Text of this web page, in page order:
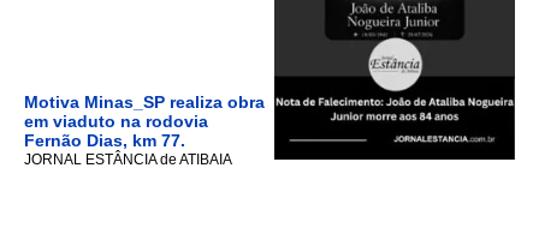
Motiva Minas_SP realiza obra
em viaduto na rodovia
Fernão Dias, km 77.
JORNAL ESTÂNCIA de ATIBAIA